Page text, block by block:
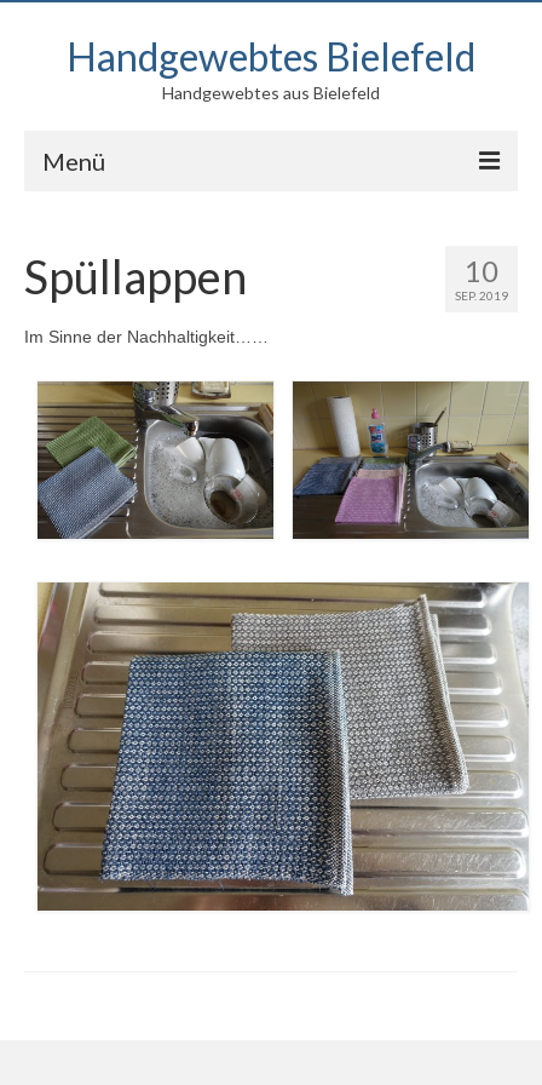
Handgewebtes Bielefeld
Handgewebtes aus Bielefeld
Menü
Produkte
Kontakt
Über mich
10
SEP. 2019
Spüllappen
Im Sinne der Nachhaltigkeit……